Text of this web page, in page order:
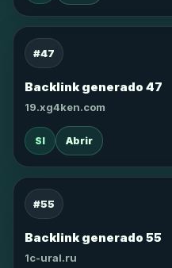
#47
Backlink generado 47
19.xg4ken.com
SI Abrir
#55
Backlink generado 55
1c-ural.ru